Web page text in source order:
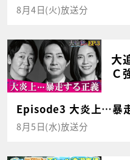
8月4日(火)放送分
大
Ｃ
Episode3 大炎上…暴
8月5日(水)放送分